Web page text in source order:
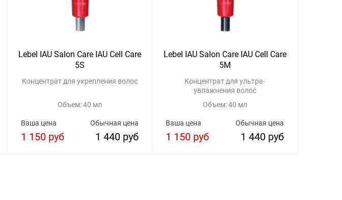
Lebel IAU Salon Care IAU Cell Care
5S
Концентрат для укрепления волос
Объем: 40 мл
Обычная цена
1 440 руб
Ваша цена
1 150 руб
Lebel IAU Salon Care IAU Cell Care
5M
Концентрат для ультра-
увлажнения волос
Объем: 40 мл
Обычная цена
1 440 руб
Ваша цена
1 150 руб